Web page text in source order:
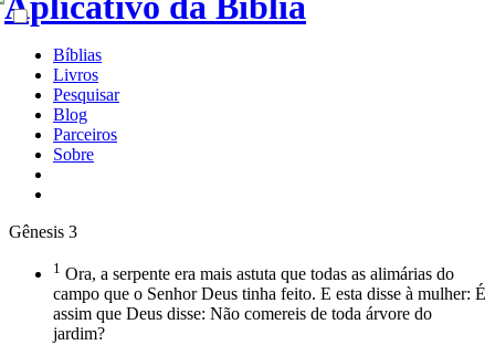
Bíblias
Livros
Pesquisar
Blog
Parceiros
Sobre
Gênesis 3
1 Ora, a serpente era mais astuta que todas as alimárias do
campo que o Senhor Deus tinha feito. E esta disse à mulher: É
assim que Deus disse: Não comereis de toda árvore do
jardim?